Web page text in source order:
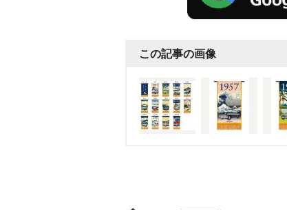
この記事の画像